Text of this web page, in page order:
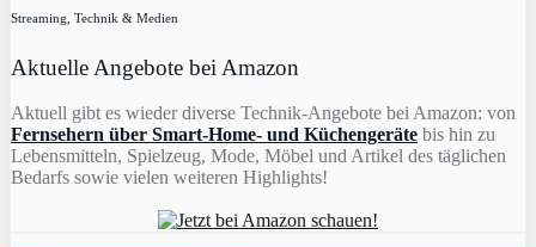
Streaming, Technik & Medien
Aktuelle Angebote bei Amazon
Aktuell gibt es wieder diverse Technik-Angebote bei Amazon: von
Fernsehern über Smart-Home- und Küchengeräte bis hin zu
Lebensmitteln, Spielzeug, Mode, Möbel und Artikel des täglichen
Bedarfs sowie vielen weiteren Highlights!